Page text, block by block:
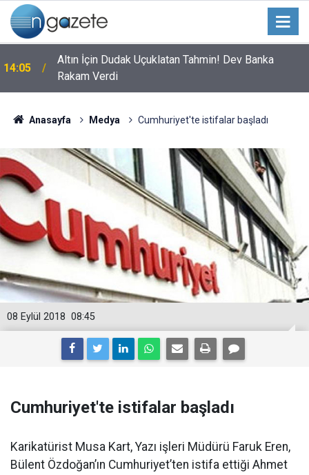
14:05
Altın İçin Dudak Uçuklatan Tahmin! Dev Banka
Rakam Verdi
Anasayfa Medya Cumhuriyet'te istifalar başladı
08:45
08 Eylül 2018
Cumhuriyet'te istifalar başladı
Karikatürist Musa Kart, Yazı işleri Müdürü Faruk Eren,
Bülent Özdoğan’ın Cumhuriyet’ten istifa ettiği Ahmet